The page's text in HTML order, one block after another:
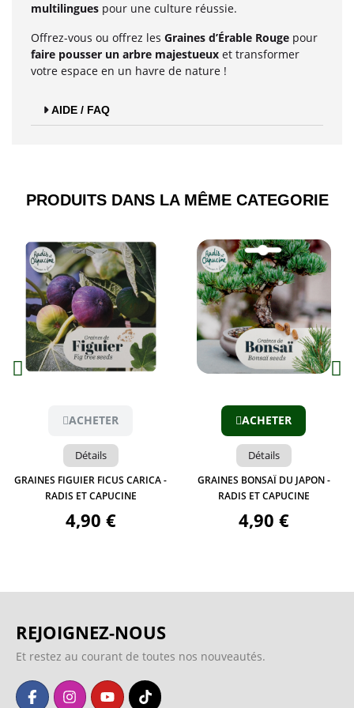
multilingues pour une culture réussie.
Offrez-vous ou offrez les Graines d’Érable Rouge pour
faire pousser un arbre majestueux et transformer
votre espace en un havre de nature !
AIDE / FAQ
PRODUITS DANS LA MÊME CATEGORIE​
Aperçu
ACHETER
Détails
GRAINES FIGUIER FICUS CARICA -
RADIS ET CAPUCINE
4,90 €
Aperçu
ACHETER
Détails
GRAINES BONSAÏ DU JAPON -
RADIS ET CAPUCINE
4,90 €
REJOIGNEZ-NOUS
Et restez au courant de toutes nos nouveautés.